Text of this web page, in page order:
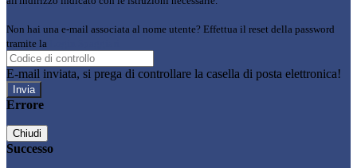
Non hai una e-mail associata al nome utente? Effettua il reset della password
tramite la
E-mail inviata, si prega di controllare la casella di posta elettronica!
Errore
Chiudi
Successo